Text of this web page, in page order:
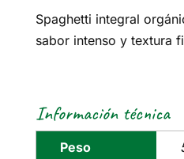
Spaghetti integral
sabor intenso y textura
Información técnica
Peso